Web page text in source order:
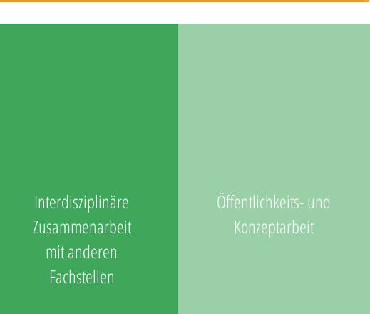
Interdisziplinäre
Zusammenarbeit
mit anderen
Fachstellen
Öffentlichkeits- und
Konzeptarbeit